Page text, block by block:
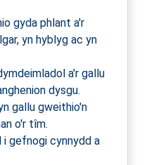
gyda phlant a'r
yn hyblyg ac yn
a'r gallu
dysgu.
gallu gweithio'n
o'r tîm.
i gefnogi cynnydd a